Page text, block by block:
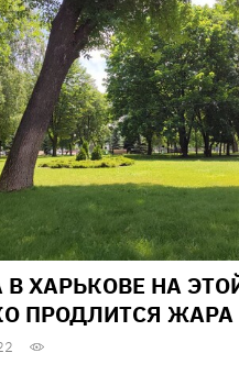
В ХАРЬКОВЕ НА
ПРОДЛИТСЯ ЖАРА